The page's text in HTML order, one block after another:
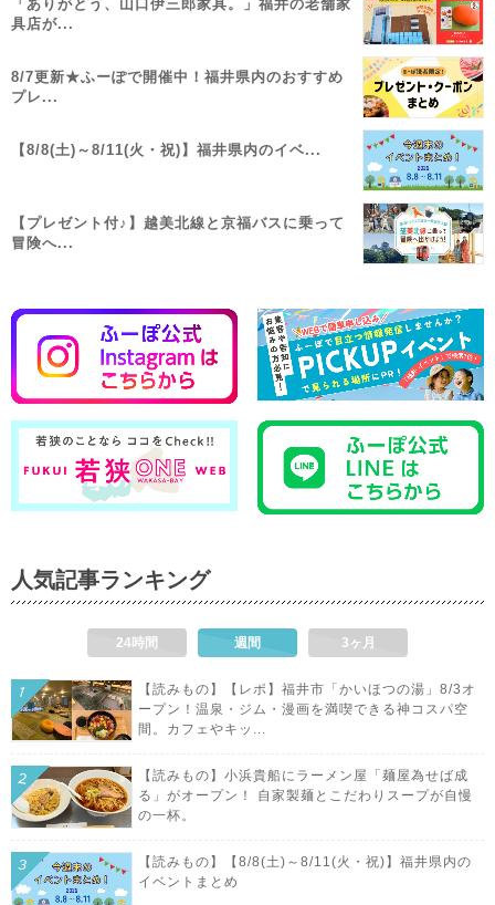
「ありがとう、山口伊三郎家具。」福井の老舗家
具店が...
8/7更新★ふーぽで開催中！福井県内のおすすめ
プレ...
【8/8(土)～8/11(火・祝)】福井県内のイベ...
【プレゼント付♪】越美北線と京福バスに乗って
冒険へ...
人気記事ランキング
24時間 週間 3ヶ月
【読みもの】【レポ】福井市「かいほつの湯」8/3オ
ープン！温泉・ジム・漫画を満喫できる神コスパ空
間。カフェやキッ...
【読みもの】小浜貴船にラーメン屋「麺屋為せば成
る」がオープン！ 自家製麺とこだわりスープが自慢
の一杯。
【読みもの】【8/8(土)～8/11(火・祝)】福井県内の
イベントまとめ